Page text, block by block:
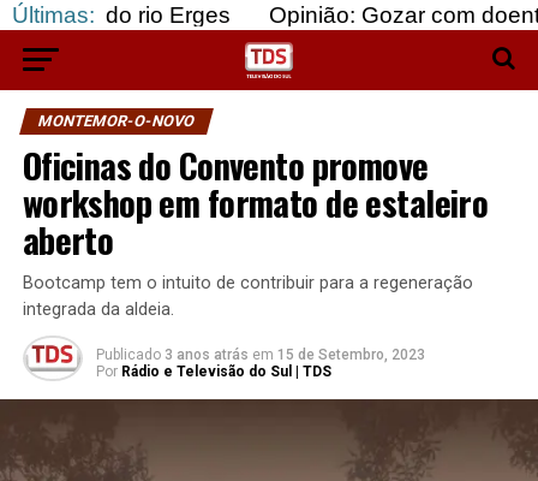
Últimas:
rio Erges Opinião: Gozar com doentes e
MONTEMOR-O-NOVO
Oficinas do Convento promove
workshop em formato de estaleiro
aberto
Bootcamp tem o intuito de contribuir para a regeneração
integrada da aldeia.
Publicado 3 anos atrás em 15 de Setembro, 2023
Por Rádio e Televisão do Sul | TDS